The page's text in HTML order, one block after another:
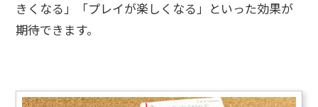
きくなる」「プレイが楽しくなる」といった効果が
期待できます。